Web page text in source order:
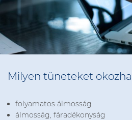
Milyen tüneteket
folyamatos álmosság
álmosság, fáradékonyság